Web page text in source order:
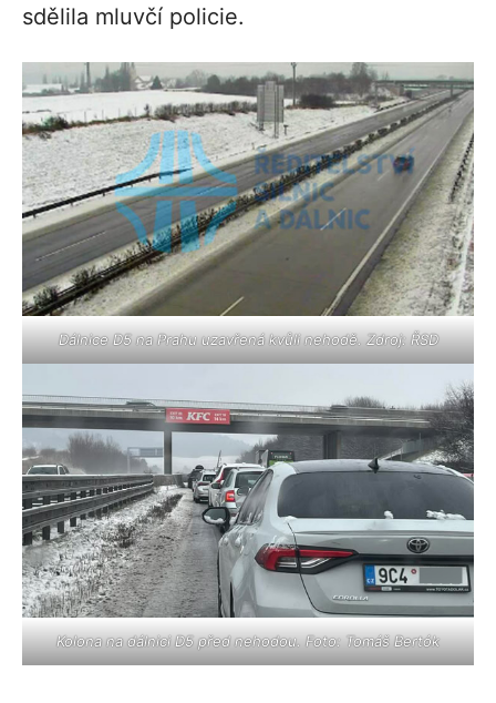
sdělila mluvčí policie.
Dálnice D5 na Prahu uzavřená kvůli nehodě. Zdroj: ŘSD
Kolona na dálnici D5 před nehodou. Foto: Tomáš Bertók